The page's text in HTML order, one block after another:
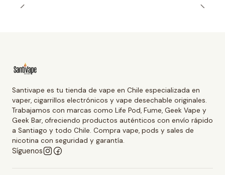
Santivape es tu tienda de vape en Chile especializada en
vaper, cigarrillos electrónicos y vape desechable originales.
Trabajamos con marcas como Life Pod, Fume, Geek Vape y
Geek Bar, ofreciendo productos auténticos con envío rápido
a Santiago y todo Chile. Compra vape, pods y sales de
nicotina con seguridad y garantía.
Síguenos